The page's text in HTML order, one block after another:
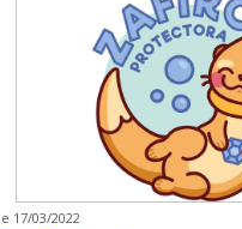
17/03/2022